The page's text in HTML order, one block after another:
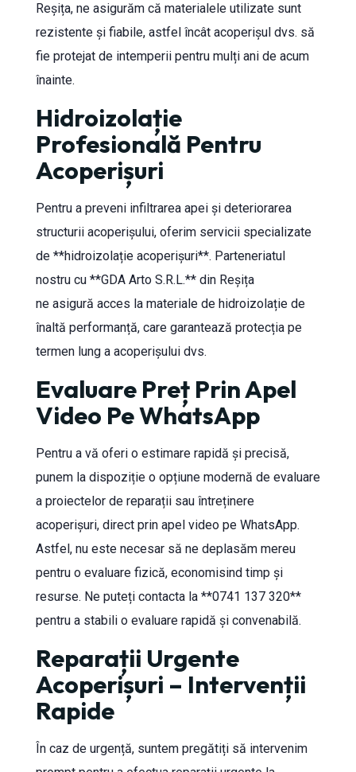
Reșița, ne asigurăm că materialele utilizate sunt
rezistente și fiabile, astfel încât acoperișul dvs. să
fie protejat de intemperii pentru mulți ani de acum
înainte.
Hidroizolație
Profesională Pentru
Acoperișuri
Pentru a preveni infiltrarea apei și deteriorarea
structurii acoperișului, oferim servicii specializate
de **hidroizolație acoperișuri**. Parteneriatul
nostru cu **GDA Arto S.R.L.** din Reșița
ne asigură acces la materiale de hidroizolație de
înaltă performanță, care garantează protecția pe
termen lung a acoperișului dvs.
Evaluare Preț Prin Apel
Video Pe WhatsApp
Pentru a vă oferi o estimare rapidă și precisă,
punem la dispoziție o opțiune modernă de evaluare
a proiectelor de reparații sau întreținere
acoperișuri, direct prin apel video pe WhatsApp.
Astfel, nu este necesar să ne deplasăm mereu
pentru o evaluare fizică, economisind timp și
resurse. Ne puteți contacta la **0741 137 320**
pentru a stabili o evaluare rapidă și convenabilă.
Reparații Urgente
Acoperișuri – Intervenții
Rapide
În caz de urgență, suntem pregătiți să intervenim